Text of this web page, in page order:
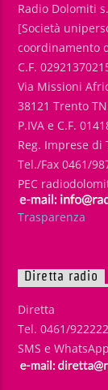
Radio Dolomiti
[Società
coordinamento
C.F.
Via Missioni
38121 Trento TN
P.IVA e C.F.
Reg. Imprese di
Tel./Fax 0461/
PEC
Trasparenza
Diretta radio
Diretta
Tel. 0461/922222
SMS e